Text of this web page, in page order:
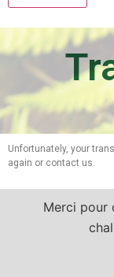
Unfortunately, your
again or contact us.
Merci pour